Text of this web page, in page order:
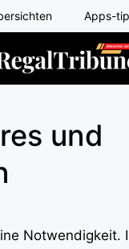
Apps-
und
Notwendigkeit.